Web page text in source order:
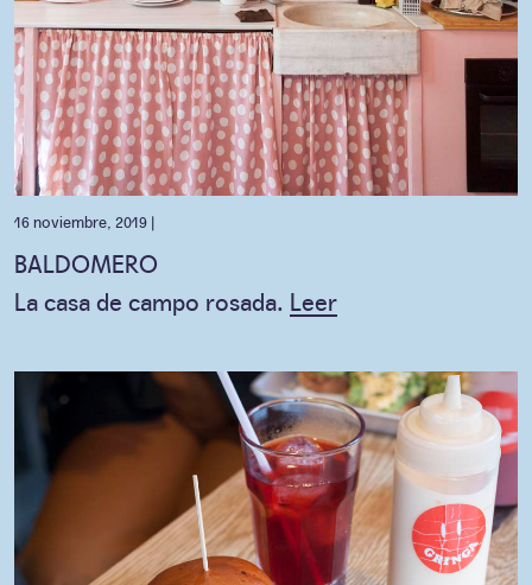
16 noviembre, 2019 |
BALDOMERO
La casa de campo rosada. Leer